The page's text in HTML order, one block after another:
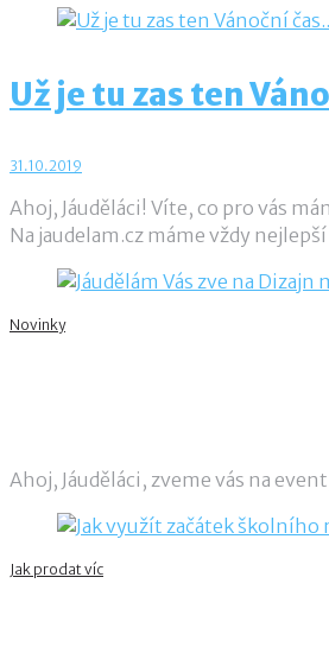
Už je tu zas ten
31.10.2019
Ahoj, Jáuděláci! Víte, co pro vás
Na jaudelam.cz máme vždy
Novinky
Ahoj, Jáuděláci, zveme vás na
Jak prodat víc